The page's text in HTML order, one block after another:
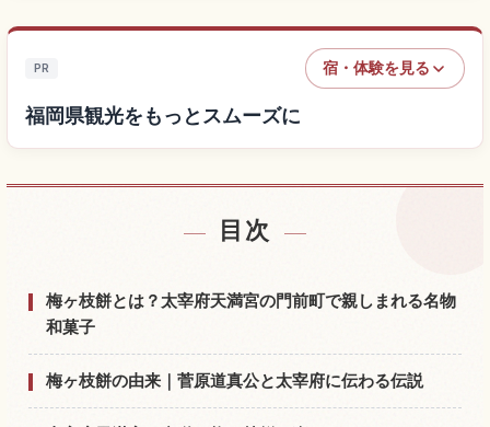
PR 宿・体験を見る
福岡県観光をもっとスムーズに
福岡県付近の宿を探す
福岡県の体験を探す↗
目次
梅ヶ枝餅とは？太宰府天満宮の門前町で親しまれる名物
和菓子
梅ヶ枝餅の由来｜菅原道真公と太宰府に伝わる伝説